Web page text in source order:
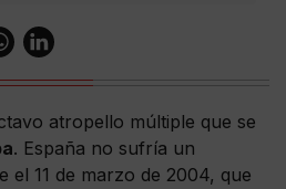
atropello múltiple que se
. España no sufría un
el 11 de marzo de 2004, que